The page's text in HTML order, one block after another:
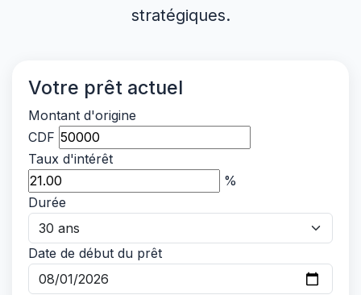
stratégiques.
Votre prêt actuel
Montant d'origine
CDF
Taux d'intérêt
%
Durée
Date de début du prêt